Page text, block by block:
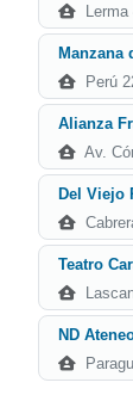
Lerma
Manzana
Perú
Alianza
Av.
Del Viejo
Teatro
ND